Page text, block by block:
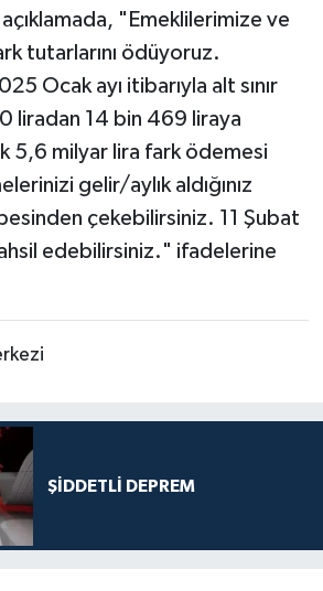
"Emeklilerimize ve
tutarlarını ödüyoruz.
Ocak ayı itibarıyla alt sınır
liradan 14 bin 469 liraya
5,6 milyar lira fark ödemesi
gelir/aylık aldığınız
çekebilirsiniz. 11 Şubat
edebilirsiniz." ifadelerine
ŞİDDETLİ DEPREM